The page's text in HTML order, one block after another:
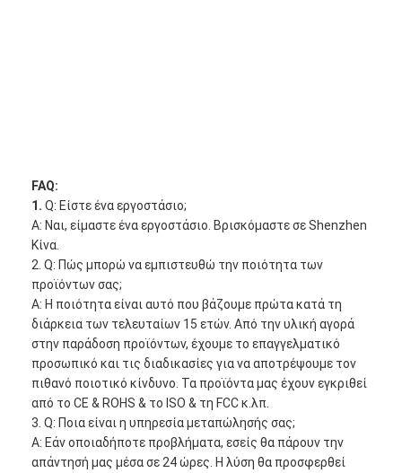
FAQ:
1.Q: Είστε ένα εργοστάσιο;
Α: Ναι, είμαστε ένα εργοστάσιο. Βρισκόμαστε σε Shenzhen
Κίνα.
2. Q: Πώς μπορώ να εμπιστευθώ την ποιότητα των
προϊόντων σας;
Α: Η ποιότητα είναι αυτό που βάζουμε πρώτα κατά τη
διάρκεια των τελευταίων 15 ετών. Από την υλική αγορά
στην παράδοση προϊόντων, έχουμε το επαγγελματικό
προσωπικό και τις διαδικασίες για να αποτρέψουμε τον
πιθανό ποιοτικό κίνδυνο. Τα προϊόντα μας έχουν εγκριθεί
από το CE & ROHS & το ISO & τη FCC κ.λπ.
3. Q: Ποια είναι η υπηρεσία μεταπώλησής σας;
Α: Εάν οποιαδήποτε προβλήματα, εσείς θα πάρουν την
απάντησή μας μέσα σε 24 ώρες. Η λύση θα προσφερθεί